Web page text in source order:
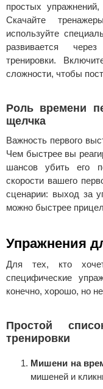
простых
Скачайте
используйте
развивается
тренировки.
сложности, чтобы
Роль времени
щелчка
Важность первого
Чем быстрее вы
шансов убить его
скорости вашего
сценарии: выход за
можно быстрее
Упражнения
Для тех, кто
специфические
конечно, хорошо, но
Простой
тренировки
Мишени на
мишеней и